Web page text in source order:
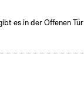
es in der Offenen Tür